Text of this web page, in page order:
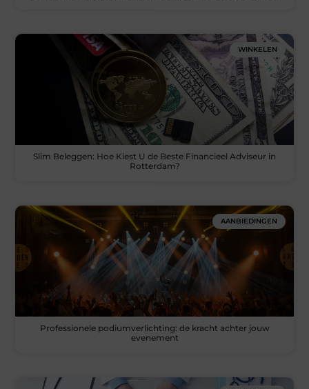
WINKELEN
Slim Beleggen: Hoe Kiest U de Beste Financieel Adviseur in
Rotterdam?
AANBIEDINGEN
Professionele podiumverlichting: de kracht achter jouw
evenement